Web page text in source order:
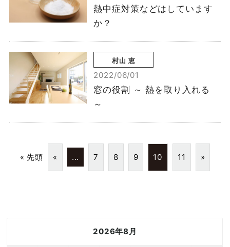
熱中症対策などはしています
か？
村山 恵
2022/06/01
窓の役割 ～ 熱を取り入れる
～
« 先頭 « ... 7 8 9 10 11 »
2026年8月